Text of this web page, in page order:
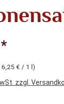
€ / 1 l)
zzgl.